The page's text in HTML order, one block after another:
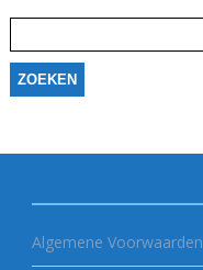
Algemene Voorwaarden